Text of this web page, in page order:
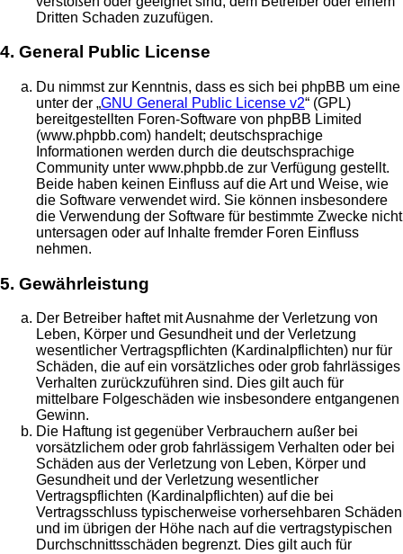
Dritten Schaden zuzufügen.
4. General Public License
Du nimmst zur Kenntnis, dass es sich bei phpBB um eine
unter der „GNU General Public License v2“ (GPL)
bereitgestellten Foren-Software von phpBB Limited
(www.phpbb.com) handelt; deutschsprachige
Informationen werden durch die deutschsprachige
Community unter www.phpbb.de zur Verfügung gestellt.
Beide haben keinen Einfluss auf die Art und Weise, wie
die Software verwendet wird. Sie können insbesondere
die Verwendung der Software für bestimmte Zwecke nicht
untersagen oder auf Inhalte fremder Foren Einfluss
nehmen.
5. Gewährleistung
Der Betreiber haftet mit Ausnahme der Verletzung von
Leben, Körper und Gesundheit und der Verletzung
wesentlicher Vertragspflichten (Kardinalpflichten) nur für
Schäden, die auf ein vorsätzliches oder grob fahrlässiges
Verhalten zurückzuführen sind. Dies gilt auch für
mittelbare Folgeschäden wie insbesondere entgangenen
Gewinn.
Die Haftung ist gegenüber Verbrauchern außer bei
vorsätzlichem oder grob fahrlässigem Verhalten oder bei
Schäden aus der Verletzung von Leben, Körper und
Gesundheit und der Verletzung wesentlicher
Vertragspflichten (Kardinalpflichten) auf die bei
Vertragsschluss typischerweise vorhersehbaren Schäden
und im übrigen der Höhe nach auf die vertragstypischen
Durchschnittsschäden begrenzt. Dies gilt auch für